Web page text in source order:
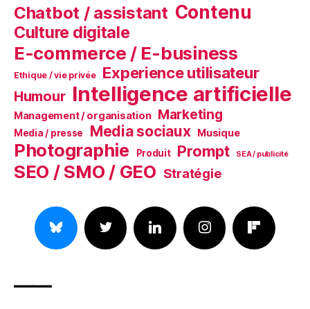
Chatbot / assistant Contenu
Culture digitale
E-commerce / E-business
Ethique / vie privée Experience utilisateur
Humour Intelligence artificielle
Management / organisation Marketing
Media / presse Media sociaux Musique
Photographie Produit Prompt SEA / publicité
SEO / SMO / GEO Stratégie
——